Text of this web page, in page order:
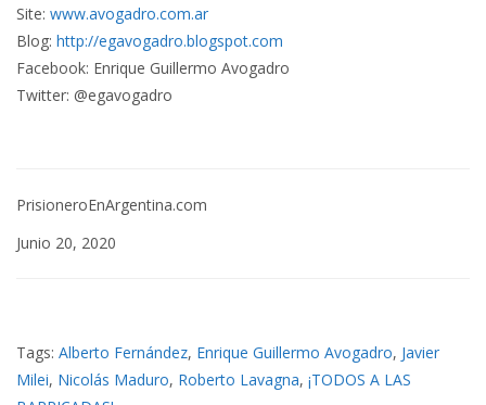
Site: www.avogadro.com.ar
Blog: http://egavogadro.blogspot.com
Facebook: Enrique Guillermo Avogadro
Twitter: @egavogadro
PrisioneroEnArgentina.com
Junio 20, 2020
Tags: Alberto Fernández, Enrique Guillermo Avogadro, Javier
Milei, Nicolás Maduro, Roberto Lavagna, ¡TODOS A LAS